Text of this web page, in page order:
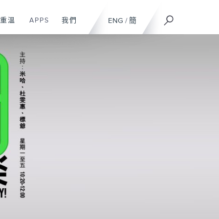
ENG / 簡
重溫 APPS 我們